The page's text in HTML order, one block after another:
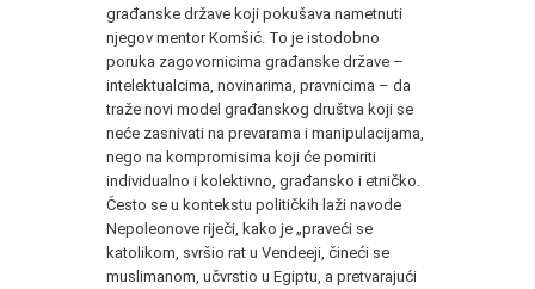
građanske države koji pokušava nametnuti
njegov mentor Komšić. To je istodobno
poruka zagovornicima građanske države –
intelektualcima, novinarima, pravnicima – da
traže novi model građanskog društva koji se
neće zasnivati na prevarama i manipulacijama,
nego na kompromisima koji će pomiriti
individualno i kolektivno, građansko i etničko.
Često se u kontekstu političkih laži navode
Nepoleonove riječi, kako je „praveći se
katolikom, svršio rat u Vendeeji, čineći se
muslimanom, učvrstio u Egiptu, a pretvarajući